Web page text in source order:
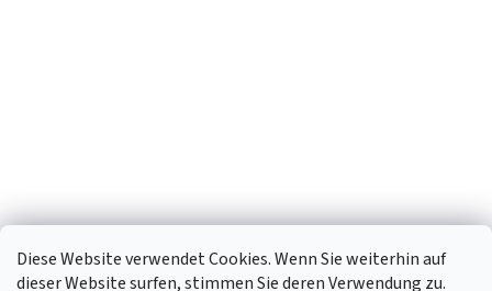
Diese Website verwendet Cookies. Wenn Sie weiterhin auf
dieser Website surfen, stimmen Sie deren Verwendung zu.